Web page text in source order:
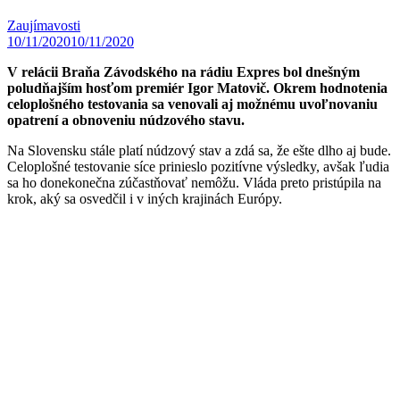
Zaujímavosti
10/11/202010/11/2020
V relácii Braňa Závodského na rádiu Expres bol dnešným
poludňajším hosťom premiér Igor Matovič. Okrem hodnotenia
celoplošného testovania sa venovali aj možnému uvoľnovaniu
opatrení a obnoveniu núdzového stavu.
Na Slovensku stále platí núdzový stav a zdá sa, že ešte dlho aj bude.
Celoplošné testovanie síce prinieslo pozitívne výsledky, avšak ľudia
sa ho donekonečna zúčastňovať nemôžu. Vláda preto pristúpila na
krok, aký sa osvedčil i v iných krajinách Európy.